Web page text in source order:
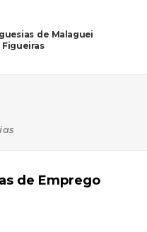
de Malaguei
Figueiras
de Emprego